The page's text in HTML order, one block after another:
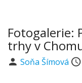
Fotogalerie:
trhy v
Soňa Šímová